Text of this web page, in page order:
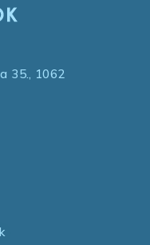
35., 1062